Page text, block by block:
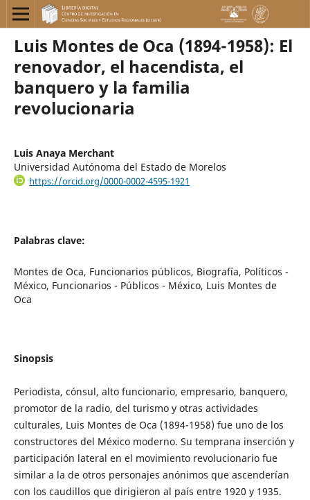
Luis Montes de Oca (1894-1958): El
renovador, el hacendista, el
banquero y la familia
revolucionaria
Luis Anaya Merchant
Universidad Autónoma del Estado de Morelos
https://orcid.org/0000-0002-4595-1921
Palabras clave:
Montes de Oca, Funcionarios públicos, Biografía, Políticos -
México, Funcionarios - Públicos - México, Luis Montes de
Oca
Sinopsis
Periodista, cónsul, alto funcionario, empresario, banquero,
promotor de la radio, del turismo y otras actividades
culturales, Luis Montes de Oca (1894-1958) fue uno de los
constructores del México moderno. Su temprana inserción y
participación lateral en el movimiento revolucionario fue
similar a la de otros personajes anónimos que ascenderían
con los caudillos que dirigieron al país entre 1920 y 1935.